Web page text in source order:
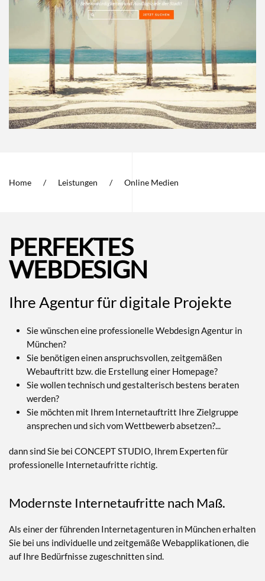
Home Leistungen Online Medien
PERFEKTES
WEBDESIGN
Ihre Agentur für digitale Projekte
Sie wünschen eine professionelle Webdesign Agentur in
München?
Sie benötigen einen anspruchsvollen, zeitgemäßen
Webauftritt bzw. die Erstellung einer Homepage?
Sie wollen technisch und gestalterisch bestens beraten
werden?
Sie möchten mit Ihrem Internetauftritt Ihre Zielgruppe
ansprechen und sich vom Wettbewerb absetzen?...
dann sind Sie bei CONCEPT STUDIO, Ihrem Experten für
professionelle Internetaufritte richtig.
Modernste Internetaufritte nach Maß.
Als einer der führenden Internetagenturen in München erhalten
Sie bei uns individuelle und zeitgemäße Webapplikationen, die
auf Ihre Bedürfnisse zugeschnitten sind.